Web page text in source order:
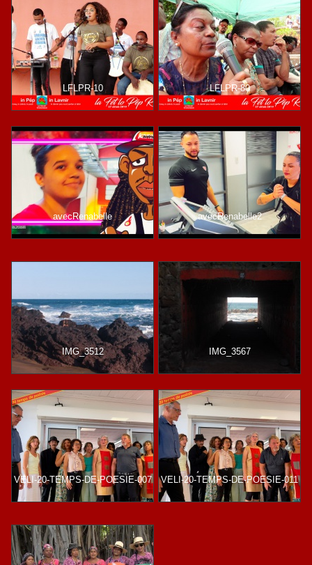
LFLPR-10 LFLPR-80
avecRenabelle avecRenabelle2
IMG_3512 IMG_3567
VELI-20-TEMPS-DE-POESIE-007 VELI-20-TEMPS-DE-POESIE-011